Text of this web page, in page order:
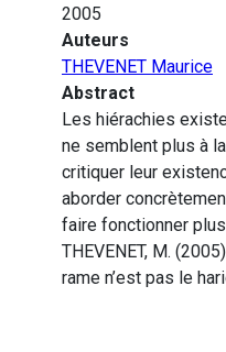
2005
Auteurs
THEVENET Maurice
Abstract
Les hiérachies
ne semblent plus à
critiquer leur
aborder
faire fonctionner
THEVENET, M.
rame n’est pas le